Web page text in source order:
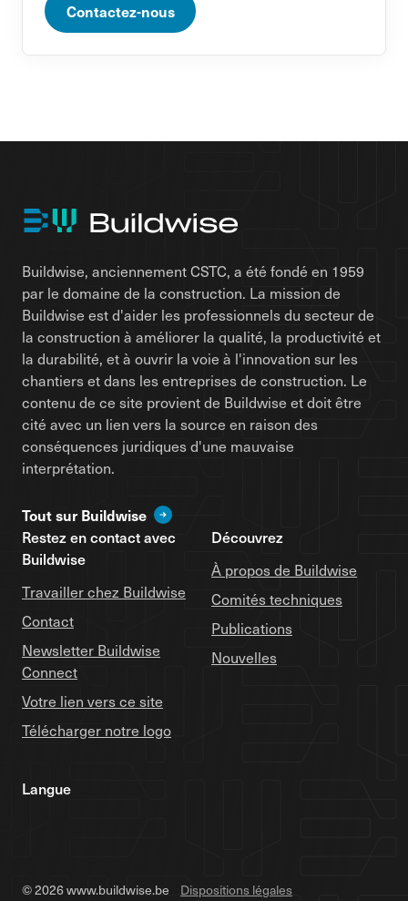
Contactez-nous
Buildwise, anciennement CSTC, a été fondé en 1959
par le domaine de la construction. La mission de
Buildwise est d'aider les professionnels du secteur de
la construction à améliorer la qualité, la productivité et
la durabilité, et à ouvrir la voie à l'innovation sur les
chantiers et dans les entreprises de construction. Le
contenu de ce site provient de Buildwise et doit être
cité avec un lien vers la source en raison des
conséquences juridiques d'une mauvaise
interprétation.
Tout sur Buildwise
Restez en contact avec
Buildwise
Travailler chez Buildwise
Contact
Newsletter Buildwise
Connect
Votre lien vers ce site
Télécharger notre logo
Découvrez
À propos de Buildwise
Comités techniques
Publications
Nouvelles
Langue
© 2026 www.buildwise.be Dispositions légales